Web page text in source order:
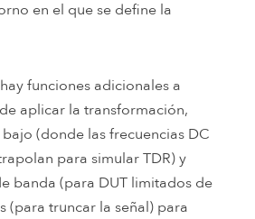
en el que se define la
funciones adicionales a
aplicar la transformación,
(donde las frecuencias DC
para simular TDR) y
banda (para DUT limitados de
(para truncar la señal) para